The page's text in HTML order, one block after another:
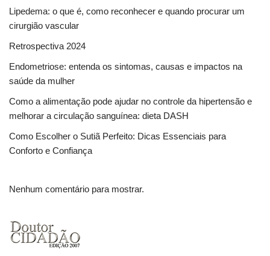
Lipedema: o que é, como reconhecer e quando procurar um
cirurgião vascular
Retrospectiva 2024
Endometriose: entenda os sintomas, causas e impactos na
saúde da mulher
Como a alimentação pode ajudar no controle da hipertensão e
melhorar a circulação sanguínea: dieta DASH
Como Escolher o Sutiã Perfeito: Dicas Essenciais para
Conforto e Confiança
Nenhum comentário para mostrar.